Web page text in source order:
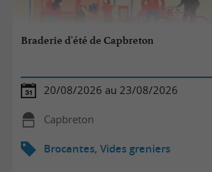
Braderie d'été de Capbreton
20/08/2026 au 23/08/2026
Capbreton
Brocantes, Vides greniers